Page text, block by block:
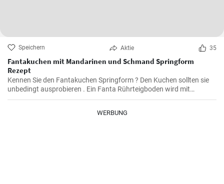
Speichern Aktie 35
Fantakuchen mit Mandarinen und Schmand Springform
Rezept
Kennen Sie den Fantakuchen Springform ? Den Kuchen sollten sie
unbedingt ausprobieren . Ein Fanta Rührteigboden wird mit
Mandarinen und einer Schmand Sahne Füllung belegt. Fruchtig ,
WERBUNG